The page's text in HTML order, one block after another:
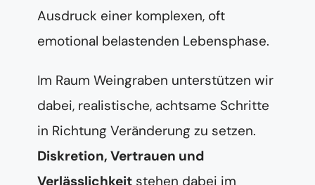
Ausdruck einer komplexen, oft
emotional belastenden Lebensphase.
Im Raum Weingraben unterstützen wir
dabei, realistische, achtsame Schritte
in Richtung Veränderung zu setzen.
Diskretion, Vertrauen und
Verlässlichkeit stehen dabei im